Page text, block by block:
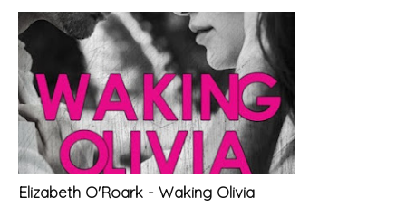
Elizabeth O'Roark - Waking Olivia